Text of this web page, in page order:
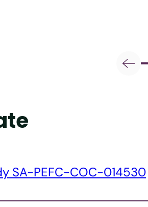
SA-PEFC-COC-014530